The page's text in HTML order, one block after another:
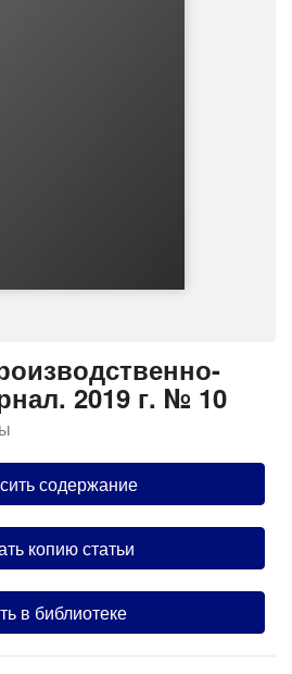
2019 г. № 10
содержание
копию статьи
в библиотеке